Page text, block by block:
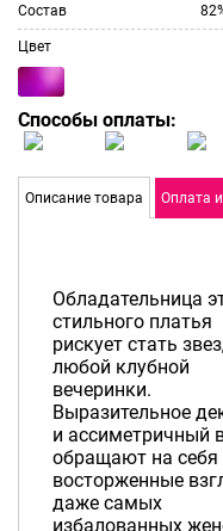
Состав
Цвет
Способы оплаты:
Описание товара Оплата
Обладательница
стильного платья
рискует стать
любой клубной
вечеринки.
Выразительное
и ассиметричный
обращают на себя
восторженные
даже самых
избалованных